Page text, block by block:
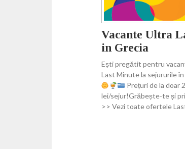
Vacante Ultra
in Grecia
Ești pregătit pentru
Last Minute la sejururile
Prețuri de la doar
lei/sejur!Grăbește-te și
>> Vezi toate ofertele